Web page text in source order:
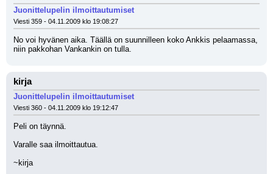
Juonittelupelin ilmoittautumiset
Viesti 359 - 04.11.2009 klo 19:08:27
No voi hyvänen aika. Täällä on suunnilleen koko Ankkis pelaamassa,
niin pakkohan Vankankin on tulla.
kirja
Juonittelupelin ilmoittautumiset
Viesti 360 - 04.11.2009 klo 19:12:47
Peli on täynnä.
Varalle saa ilmoittautua.
~kirja